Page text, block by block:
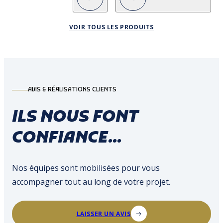
VOIR TOUS LES PRODUITS
AVIS & RÉALISATIONS CLIENTS
ILS NOUS FONT
CONFIANCE...
Nos équipes sont mobilisées pour vous
accompagner tout au long de votre projet.
LAISSER UN AVIS